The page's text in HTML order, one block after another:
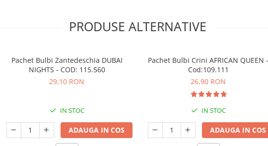
PRODUSE ALTERNATIVE
Pachet Bulbi Zantedeschia DUBAI
NIGHTS - COD: 115.560
29,10 RON
IN STOC
ADAUGA IN COS
Pachet Bulbi Crini AFRICAN QUEEN -
Cod:109.111
26,90 RON
IN STOC
ADAUGA IN COS